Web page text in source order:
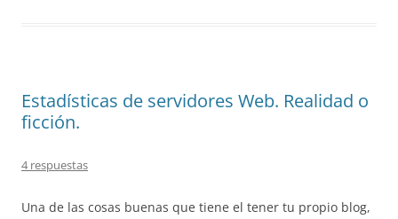
Estadísticas de servidores Web. Realidad o
ficción.
4 respuestas
Una de las cosas buenas que tiene el tener tu propio blog,